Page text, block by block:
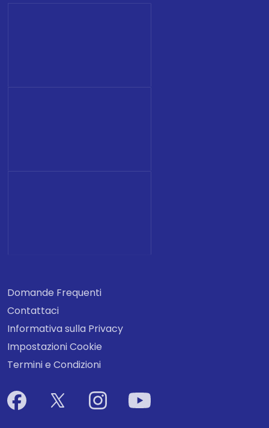
Domande Frequenti
Contattaci
Informativa sulla Privacy
Impostazioni Cookie
Termini e Condizioni